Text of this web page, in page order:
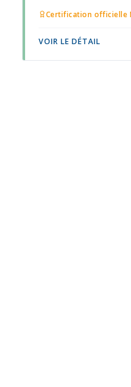
Certification officielle
VOIR LE DÉTAIL